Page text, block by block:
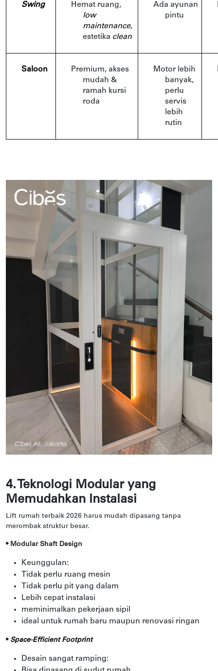
Swing
Hemat ruang,
low
maintenance,
estetika clean
Ada ayunan
pintu
Saloon
Premium, akses
mudah &
ramah kursi
roda
Motor lebih
banyak,
perlu
servis
lebih
rutin
4. Teknologi Modular yang
Memudahkan Instalasi
Lift rumah terbaik 2026 harus mudah dipasang tanpa
merombak struktur besar.
• Modular Shaft Design
Keunggulan:
Tidak perlu ruang mesin
Tidak perlu pit yang dalam
Lebih cepat instalasi
meminimalkan pekerjaan sipil
ideal untuk rumah baru maupun renovasi ringan
• Space-Efficient Footprint
Desain sangat ramping: